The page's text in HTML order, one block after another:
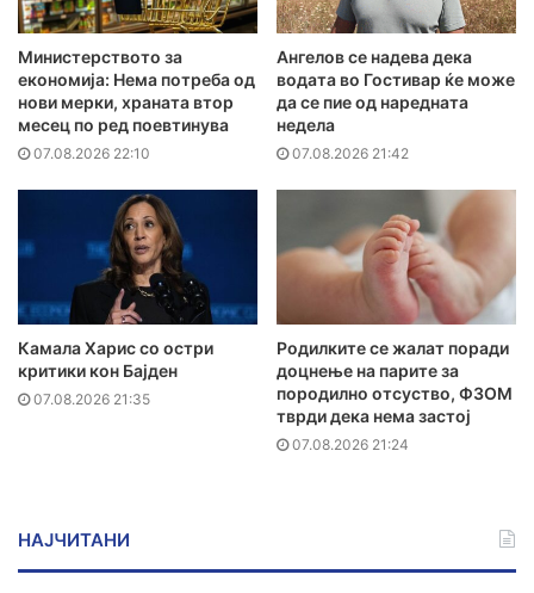
Министерството за
економија: Нема потреба од
нови мерки, храната втор
месец по ред поевтинува
07.08.2026 22:10
Ангелов се надева дека
водата во Гостивар ќе може
да се пие од наредната
недела
07.08.2026 21:42
Камала Харис со остри
критики кон Бајден
07.08.2026 21:35
Родилките се жалат поради
доцнење на парите за
породилно отсуство, ФЗОМ
тврди дека нема застој
07.08.2026 21:24
НАЈЧИТАНИ